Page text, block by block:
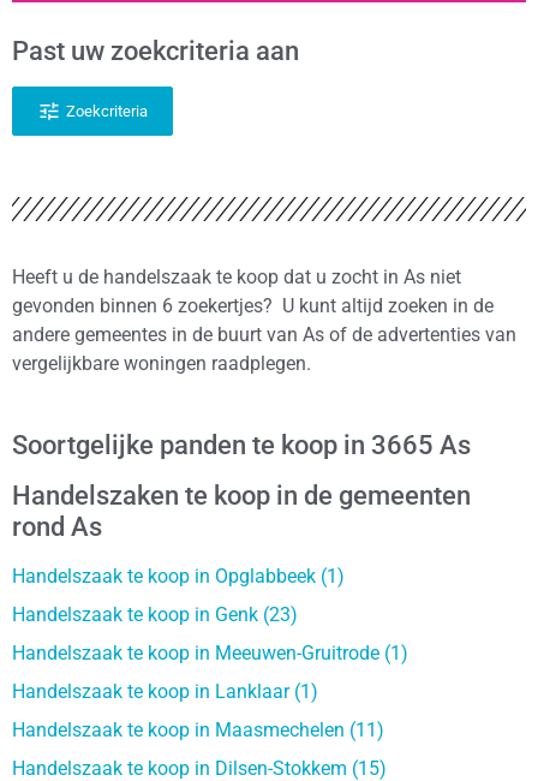
Past uw zoekcriteria aan
Zoekcriteria
Heeft u de handelszaak te koop dat u zocht in As niet
gevonden binnen 6 zoekertjes? U kunt altijd zoeken in de
andere gemeentes in de buurt van As of de advertenties van
vergelijkbare woningen raadplegen.
Soortgelijke panden te koop in 3665 As
Handelszaken te koop in de gemeenten
rond As
Handelszaak te koop in Opglabbeek (1)
Handelszaak te koop in Genk (23)
Handelszaak te koop in Meeuwen-Gruitrode (1)
Handelszaak te koop in Lanklaar (1)
Handelszaak te koop in Maasmechelen (11)
Handelszaak te koop in Dilsen-Stokkem (15)